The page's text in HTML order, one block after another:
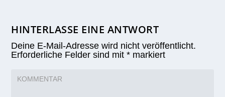
HINTERLASSE EINE ANTWORT
Deine E-Mail-Adresse wird nicht veröffentlicht.
Erforderliche Felder sind mit* markiert